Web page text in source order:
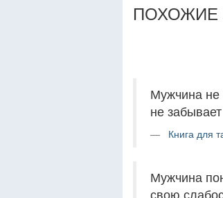
ПОХОЖИЕ
Мужчина не
не
Книга для
Мужчина
свою